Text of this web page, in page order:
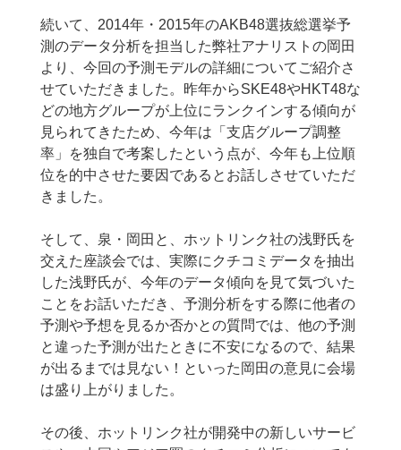
続いて、2014年・2015年のAKB48選抜総選挙予
測のデータ分析を担当した弊社アナリストの岡田
より、今回の予測モデルの詳細についてご紹介さ
せていただきました。昨年からSKE48やHKT48な
どの地方グループが上位にランクインする傾向が
見られてきたため、今年は「支店グループ調整
率」を独自で考案したという点が、今年も上位順
位を的中させた要因であるとお話しさせていただ
きました。
そして、泉・岡田と、ホットリンク社の浅野氏を
交えた座談会では、実際にクチコミデータを抽出
した浅野氏が、今年のデータ傾向を見て気づいた
ことをお話いただき、予測分析をする際に他者の
予測や予想を見るか否かとの質問では、他の予測
と違った予測が出たときに不安になるので、結果
が出るまでは見ない！といった岡田の意見に会場
は盛り上がりました。
その後、ホットリンク社が開発中の新しいサービ